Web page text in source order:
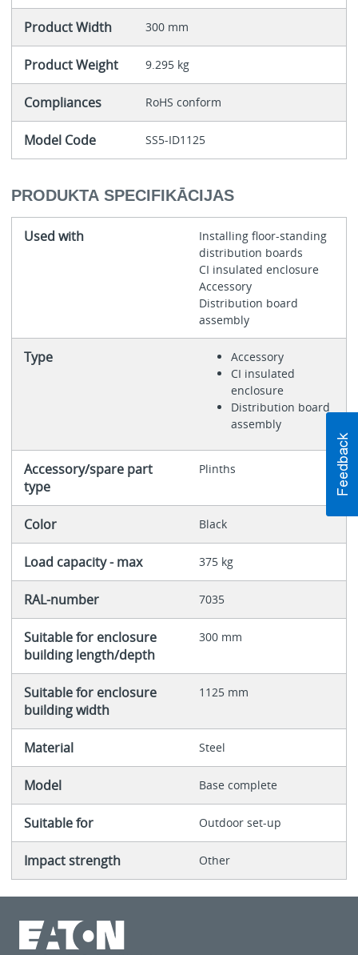
Product Width 300 mm
Product Weight 9.295 kg
Compliances RoHS conform
Model Code SS5-ID1125
PRODUKTA SPECIFIKĀCIJAS
Used with
Installing floor-standing
distribution boards
CI insulated enclosure
Accessory
Distribution board
assembly
Type
Accessory
CI insulated
enclosure
Distribution board
assembly
Accessory/spare part
type
Plinths
Color Black
Load capacity - max 375 kg
RAL-number 7035
Suitable for enclosure
building length/depth
300 mm
Suitable for enclosure
building width
1125 mm
Material Steel
Model Base complete
Suitable for Outdoor set-up
Impact strength Other